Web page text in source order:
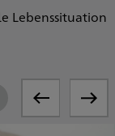
Lebenssituation